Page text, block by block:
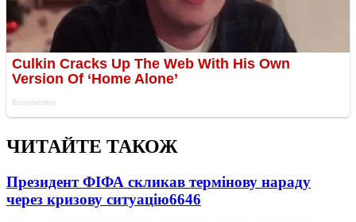
ЧИТАЙТЕ ТАКОЖ
Президент ФІФА скликав термінову нараду
через кризову ситуацію6646